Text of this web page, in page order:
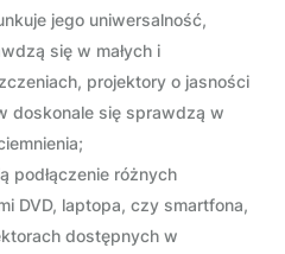
jego uniwersalność,
się w małych i
projektory o jasności
doskonale się sprawdzą w
podłączenie różnych
DVD, laptopa, czy smartfona,
dostępnych w